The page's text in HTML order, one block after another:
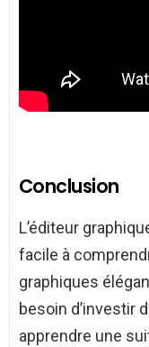
Conclusion
L’éditeur
facile à
graphiques
besoin d’investir
apprendre une